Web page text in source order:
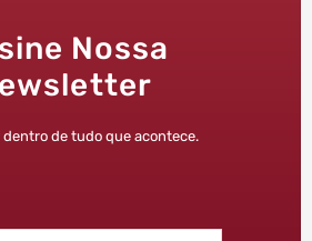
Nossa
dentro de tudo que acontece.